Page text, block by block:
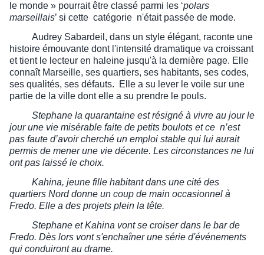
le monde » pourrait être classé parmi les ‘polars
marseillais’ si cette catégorie n'était passée de mode.
Audrey Sabardeil, dans un style élégant, raconte une
histoire émouvante dont l'intensité dramatique va croissant
et tient le lecteur en haleine jusqu'à la dernière page. Elle
connaît Marseille, ses quartiers, ses habitants, ses codes,
ses qualités, ses défauts. Elle a su lever le voile sur une
partie de la ville dont elle a su prendre le pouls.
Stephane la quarantaine est résigné à vivre au jour le
jour une vie misérable faite de petits boulots et ce n’est
pas faute d’avoir cherché un emploi stable qui lui aurait
permis de mener une vie décente. Les circonstances ne lui
ont pas laissé le choix.
Kahina, jeune fille habitant dans une cité des
quartiers Nord donne un coup de main occasionnel à
Fredo. Elle a des projets plein la tête.
Stephane et Kahina vont se croiser dans le bar de
Fredo. Dès lors vont s'enchaîner une série d'événements
qui conduiront au drame.